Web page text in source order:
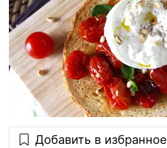
Добавить в избранное